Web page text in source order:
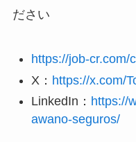
ださい
https://job-cr.com/
X： https://x.com/
LinkedIn： https://
awano-seguros/